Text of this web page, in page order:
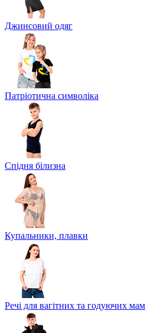
Джинсовий одяг
Патріотична символіка
Спідня білизна
Купальники, плавки
Речі для вагітних та годуючих мам